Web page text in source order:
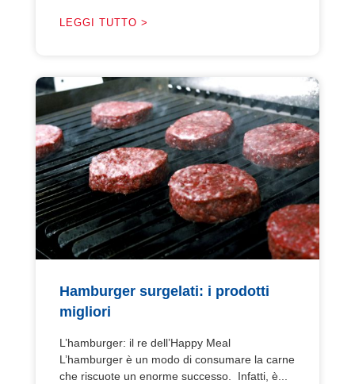
LEGGI TUTTO >
Hamburger surgelati: i prodotti
migliori
L’hamburger: il re dell’Happy Meal
L’hamburger è un modo di consumare la carne
che riscuote un enorme successo. Infatti, è...